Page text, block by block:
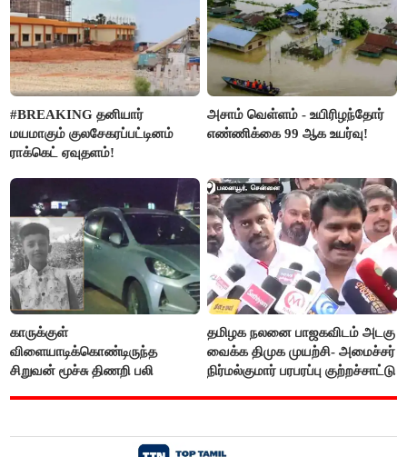
#BREAKING தனியார்
மயமாகும் குலசேகரப்பட்டினம்
ராக்கெட் ஏவுதளம்!
அசாம் வெள்ளம் - உயிரிழந்தோர்
எண்ணிக்கை 99 ஆக உயர்வு!
காருக்குள்
விளையாடிக்கொண்டிருந்த
சிறுவன் மூச்சு திணறி பலி
தமிழக நலனை பாஜகவிடம் அடகு
வைக்க திமுக முயற்சி- அமைச்சர்
நிர்மல்குமார் பரபரப்பு குற்றச்சாட்டு